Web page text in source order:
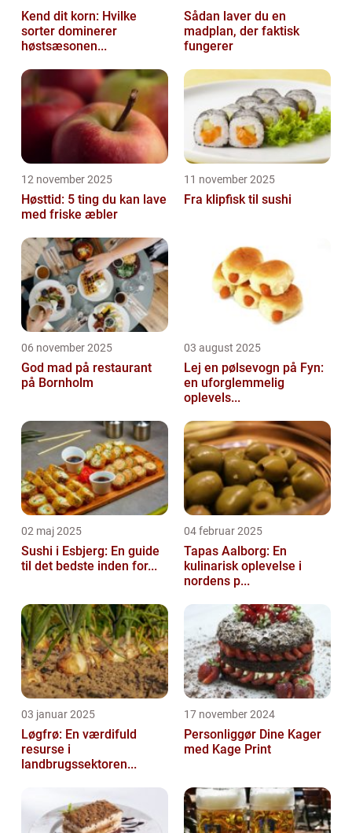
Kend dit korn: Hvilke
sorter dominerer
høstsæsonen...
Sådan laver du en
madplan, der faktisk
fungerer
12 november 2025
Høsttid: 5 ting du kan lave
med friske æbler
11 november 2025
Fra klipfisk til sushi
06 november 2025
God mad på restaurant
på Bornholm
03 august 2025
Lej en pølsevogn på Fyn:
en uforglemmelig
oplevels...
02 maj 2025
Sushi i Esbjerg: En guide
til det bedste inden for...
04 februar 2025
Tapas Aalborg: En
kulinarisk oplevelse i
nordens p...
03 januar 2025
Løgfrø: En værdifuld
resurse i
landbrugssektoren...
17 november 2024
Personliggør Dine Kager
med Kage Print